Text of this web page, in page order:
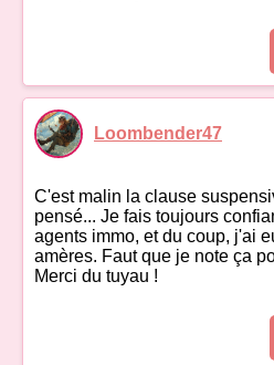
Loombender47
C'est malin la clause
pensé... Je fais toujours
agents immo, et du coup, j'ai
amères. Faut que je note ça
Merci du tuyau !